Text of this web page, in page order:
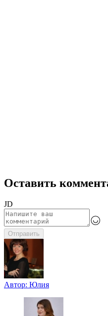
Оставить
JD
Отправить
Автор: Юлия